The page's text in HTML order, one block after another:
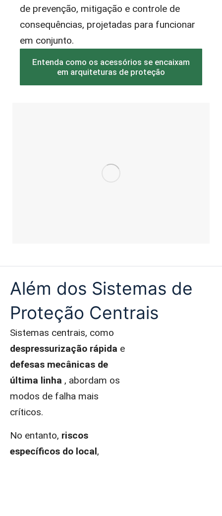
de prevenção, mitigação e controle de
consequências, projetadas para funcionar
em conjunto.
Entenda como os acessórios se encaixam
em arquiteturas de proteção
Além dos Sistemas de
Proteção Centrais
Sistemas centrais, como
despressurização rápida e
defesas mecânicas de
última linha , abordam os
modos de falha mais
críticos.
No entanto, riscos
específicos do local,